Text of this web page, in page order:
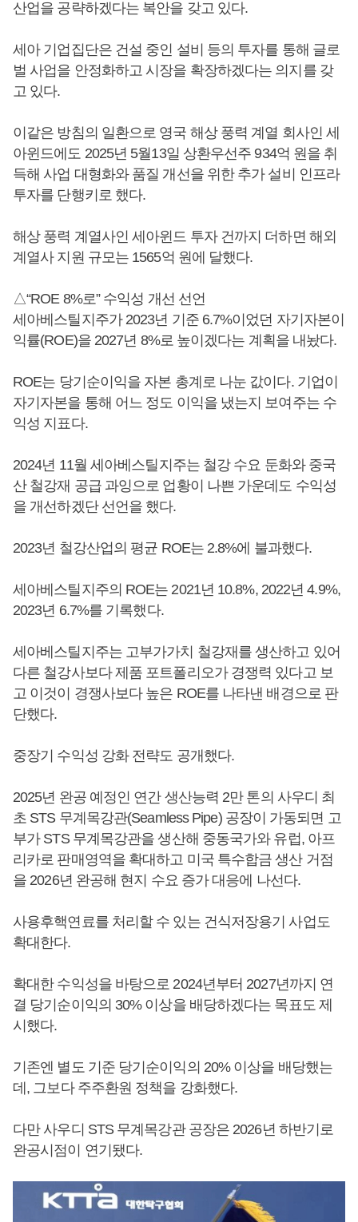
산업을 공략하겠다는 복안을 갖고 있다.
세아 기업집단은 건설 중인 설비 등의 투자를 통해 글로
벌 사업을 안정화하고 시장을 확장하겠다는 의지를 갖
고 있다.
이같은 방침의 일환으로 영국 해상 풍력 계열 회사인 세
아윈드에도 2025년 5월13일 상환우선주 934억 원을 취
득해 사업 대형화와 품질 개선을 위한 추가 설비 인프라
투자를 단행키로 했다.
해상 풍력 계열사인 세아윈드 투자 건까지 더하면 해외
계열사 지원 규모는 1565억 원에 달했다.
△“ROE 8%로” 수익성 개선 선언
세아베스틸지주가 2023년 기준 6.7%이었던 자기자본이
익률(ROE)을 2027년 8%로 높이겠다는 계획을 내놨다.
ROE는 당기순이익을 자본 총계로 나눈 값이다. 기업이
자기자본을 통해 어느 정도 이익을 냈는지 보여주는 수
익성 지표다.
2024년 11월 세아베스틸지주는 철강 수요 둔화와 중국
산 철강재 공급 과잉으로 업황이 나쁜 가운데도 수익성
을 개선하겠단 선언을 했다.
2023년 철강산업의 평균 ROE는 2.8%에 불과했다.
세아베스틸지주의 ROE는 2021년 10.8%, 2022년 4.9%,
2023년 6.7%를 기록했다.
세아베스틸지주는 고부가가치 철강재를 생산하고 있어
다른 철강사보다 제품 포트폴리오가 경쟁력 있다고 보
고 이것이 경쟁사보다 높은 ROE를 나타낸 배경으로 판
단했다.
중장기 수익성 강화 전략도 공개했다.
2025년 완공 예정인 연간 생산능력 2만 톤의 사우디 최
초 STS 무계목강관(Seamless Pipe) 공장이 가동되면 고
부가 STS 무계목강관을 생산해 중동국가와 유럽, 아프
리카로 판매영역을 확대하고 미국 특수합금 생산 거점
을 2026년 완공해 현지 수요 증가 대응에 나선다.
사용후핵연료를 처리할 수 있는 건식저장용기 사업도
확대한다.
확대한 수익성을 바탕으로 2024년부터 2027년까지 연
결 당기순이익의 30% 이상을 배당하겠다는 목표도 제
시했다.
기존엔 별도 기준 당기순이익의 20% 이상을 배당했는
데, 그보다 주주환원 정책을 강화했다.
다만 사우디 STS 무계목강관 공장은 2026년 하반기로
완공시점이 연기됐다.